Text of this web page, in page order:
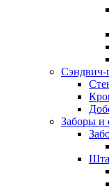
Сэндвич-
Заборы и